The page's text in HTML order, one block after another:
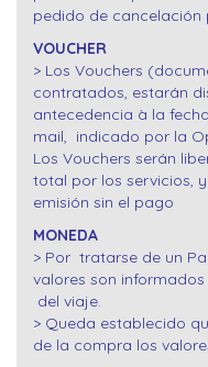
pedido de cancelación
VOUCHER
> Los Vouchers
contratados, estarán
antecedencia à la
mail, indicado por la
Los Vouchers serán
total por los servicios,
emisión sin el pago
MONEDA
> Por tratarse de un
valores son
del viaje.
> Queda establecido
de la compra los